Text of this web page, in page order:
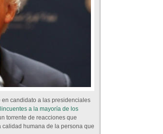
candidato a las presidenciales
a la mayoría de los
torrente de reacciones que
humana de la persona que